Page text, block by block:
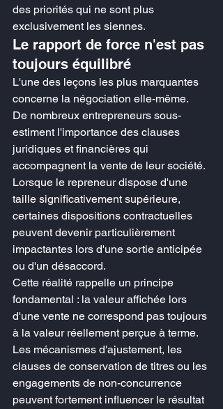
des priorités qui ne sont plus
exclusivement les siennes.
Le rapport de force n'est pas
toujours équilibré
L'une des leçons les plus marquantes
concerne la négociation elle-même.
De nombreux entrepreneurs sous-
estiment l'importance des clauses
juridiques et financières qui
accompagnent la vente de leur société.
Lorsque le repreneur dispose d'une
taille significativement supérieure,
certaines dispositions contractuelles
peuvent devenir particulièrement
impactantes lors d'une sortie anticipée
ou d'un désaccord.
Cette réalité rappelle un principe
fondamental : la valeur affichée lors
d'une vente ne correspond pas toujours
à la valeur réellement perçue à terme.
Les mécanismes d'ajustement, les
clauses de conservation de titres ou les
engagements de non-concurrence
peuvent fortement influencer le résultat